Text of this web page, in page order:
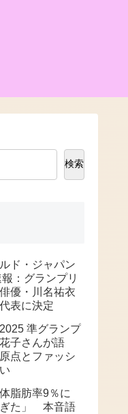
検索
ド・ジャパン
：グランプリ
優・川名祐衣
表に決定
準グランプ
子さんが語
点とファッシ
脂肪率9％に
ぎた」 本音語